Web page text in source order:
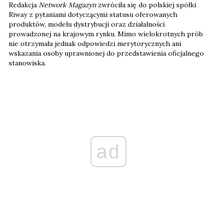
Redakcja Network Magazynzwróciła się do polskiej spółki
Riway z pytaniami dotyczącymi statusu oferowanych
produktów, modelu dystrybucji oraz działalności
prowadzonej na krajowym rynku. Mimo wielokrotnych prób
nie otrzymała jednak odpowiedzi merytorycznych ani
wskazania osoby uprawnionej do przedstawienia oficjalnego
stanowiska.
ad